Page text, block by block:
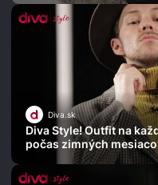
Diva.sk
Diva Style! Outfit na
počas zimných